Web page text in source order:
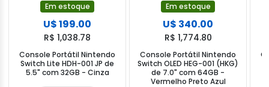
Em estoque
U$ 199.00
R$ 1,038.78
Console Portátil Nintendo
Switch Lite HDH-001 JP de
5.5" com 32GB - Cinza
Em estoque
U$ 340.00
R$ 1,774.80
Console Portátil Nintendo
Switch OLED HEG-001 (HKG)
de 7.0" com 64GB -
Vermelho Preto Azul